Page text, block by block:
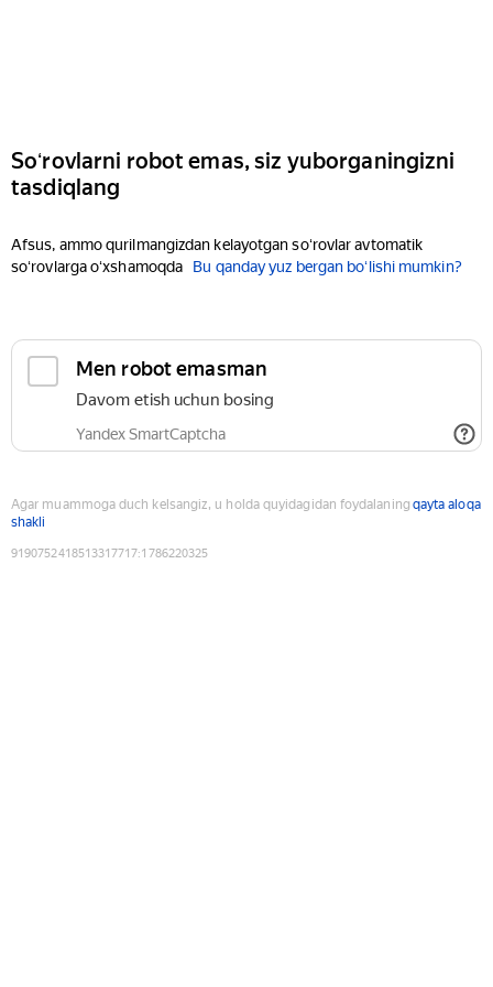
Soʻrovlarni robot emas, siz yuborganingizni
tasdiqlang
Afsus, ammo qurilmangizdan kelayotgan soʻrovlar avtomatik
soʻrovlarga oʻxshamoqda
Bu qanday yuz bergan boʻlishi mumkin?
Men robot emasman
Davom etish uchun bosing
Yandex SmartCaptcha
Agar muammoga duch kelsangiz, u holda quyidagidan foydalaning qayta aloqa
shakli
9190752418513317717:1786220325